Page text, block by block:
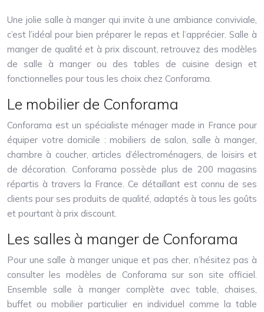
Une jolie salle à manger qui invite à une ambiance conviviale,
c’est l’idéal pour bien préparer le repas et l’apprécier. Salle à
manger de qualité et à prix discount, retrouvez des modèles
de salle à manger ou des tables de cuisine design et
fonctionnelles pour tous les choix chez Conforama.
Le mobilier de Conforama
Conforama est un spécialiste ménager made in France pour
équiper votre domicile : mobiliers de salon, salle à manger,
chambre à coucher, articles d’électroménagers, de loisirs et
de décoration. Conforama possède plus de 200 magasins
répartis à travers la France. Ce détaillant est connu de ses
clients pour ses produits de qualité, adaptés à tous les goûts
et pourtant à prix discount.
Les salles à manger de Conforama
Pour une salle à manger unique et pas cher, n’hésitez pas à
consulter les modèles de Conforama sur son site officiel.
Ensemble salle à manger complète avec table, chaises,
buffet ou mobilier particulier en individuel comme la table